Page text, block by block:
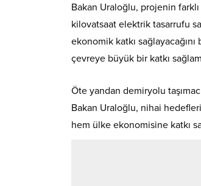
Bakan Uraloğlu, projenin
kilovatsaat elektrik tasarrufu
ekonomik katkı
çevreye büyük bir katkı
Öte yandan demiryolu
Bakan Uraloğlu, nihai
hem ülke ekonomisine katkı